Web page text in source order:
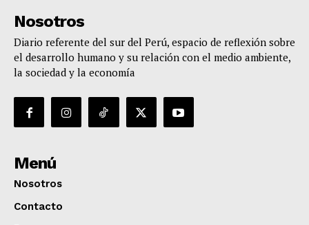
Nosotros
Diario referente del sur del Perú, espacio de reflexión sobre
el desarrollo humano y su relación con el medio ambiente,
la sociedad y la economía
Menú
Nosotros
Contacto